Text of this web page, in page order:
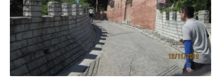
賽道濕滑，那時跑到20公里、快抵達望遠坑山親水公園登
山口附近，面前是下坡，但泥土已被踏到幾乎沒有踩點，
他踩在最滑的